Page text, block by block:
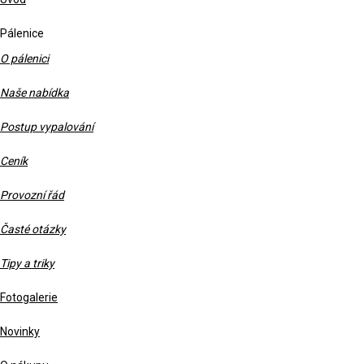
Pálenice
O pálenici
Naše nabídka
Postup vypalování
Ceník
Provozní řád
Časté otázky
Tipy a triky
Fotogalerie
Novinky